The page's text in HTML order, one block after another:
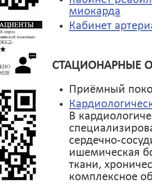
миокарда
Кабинет
СТАЦИОНАРНЫЕ
Приёмный
В
сердечно-
ишемическая
ткани,
комплексное